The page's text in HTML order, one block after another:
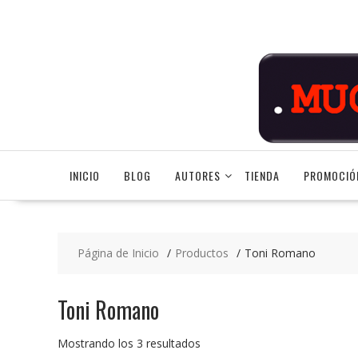
INICIO BLOG AUTORES TIENDA
Página de Inicio Productos Toni Romano
Toni Romano
Mostrando los 3 resultados